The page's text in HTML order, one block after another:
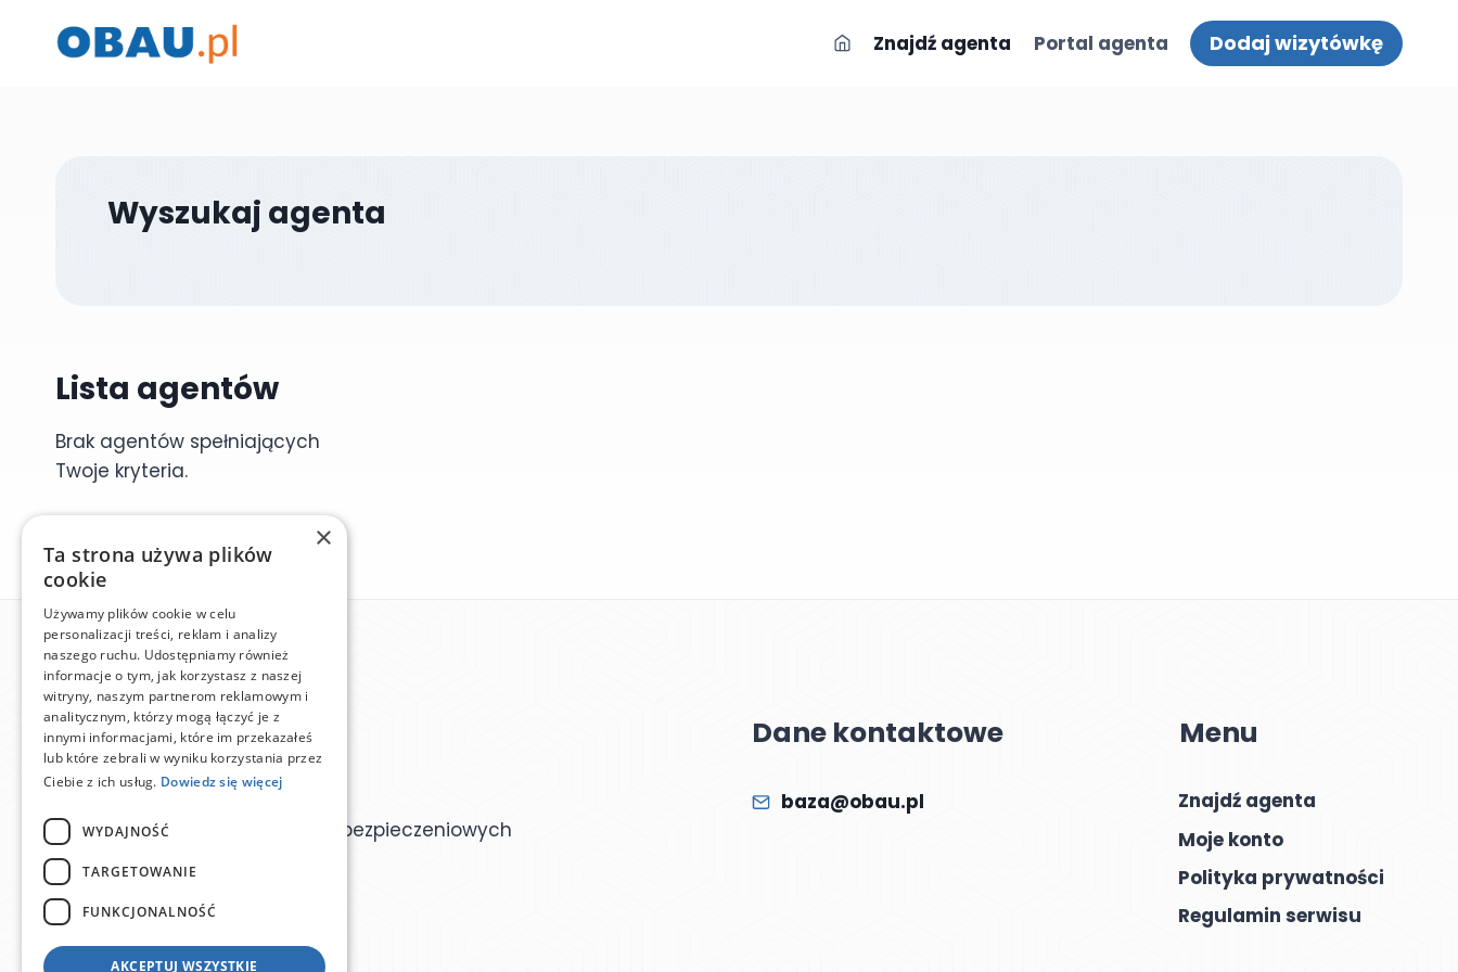
Znajdź agenta Portal agenta Dodaj wizytówkę
Wyszukaj agenta
Lista agentów
Brak agentów spełniających
Twoje kryteria.
Ogólnopolska Baza Agentów Ubezpieczeniowych
Dane kontaktowe
baza@obau.pl
Menu
Znajdź agenta
Moje konto
Polityka prywatności
Regulamin serwisu
×
Ta strona używa plików
cookie
Używamy plików cookie w celu
personalizacji treści, reklam i analizy
naszego ruchu. Udostępniamy również
informacje o tym, jak korzystasz z naszej
witryny, naszym partnerom reklamowym i
analitycznym, którzy mogą łączyć je z
innymi informacjami, które im przekazałeś
lub które zebrali w wyniku korzystania przez
Ciebie z ich usług. Dowiedz się więcej
WYDAJNOŚĆ
TARGETOWANIE
FUNKCJONALNOŚĆ
AKCEPTUJ WSZYSTKIE